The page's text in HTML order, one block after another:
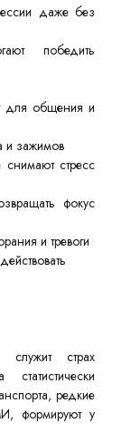
даже без
победить
для общения и
и зажимов
снимают стресс
фокус
и тревоги
служит страх
редкие
формируют у